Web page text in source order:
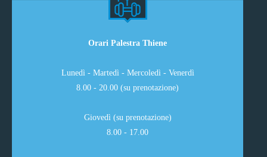
Orari Palestra Thiene
Lunedì - Martedì - Mercoledì - Venerdì
8.00 - 20.00 (su prenotazione)
Giovedì (su prenotazione)
8.00 - 17.00